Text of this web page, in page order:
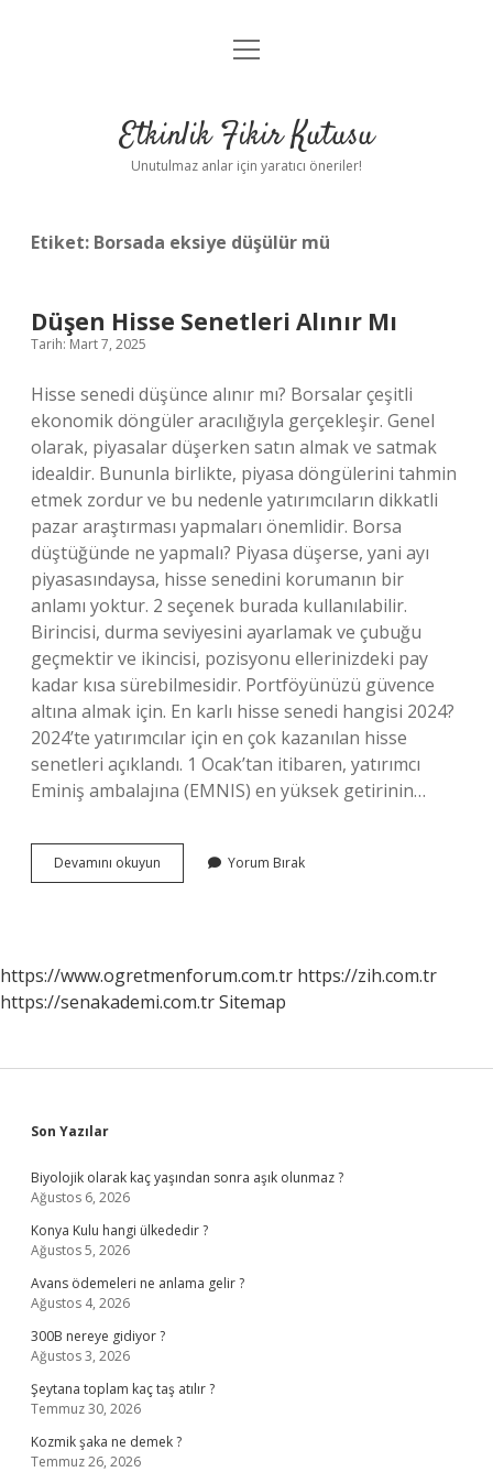
Anasayfa
Yasal Uyarı
menüyü
Etkinlik Fikir Kutusu
Unutulmaz anlar için yaratıcı öneriler!
Etiket: Borsada eksiye düşülür mü
Düşen Hisse Senetleri Alınır Mı
Tarih: Mart 7, 2025
Hisse senedi düşünce alınır mı? Borsalar çeşitli
ekonomik döngüler aracılığıyla gerçekleşir. Genel
olarak, piyasalar düşerken satın almak ve satmak
idealdir. Bununla birlikte, piyasa döngülerini tahmin
etmek zordur ve bu nedenle yatırımcıların dikkatli
pazar araştırması yapmaları önemlidir. Borsa
düştüğünde ne yapmalı? Piyasa düşerse, yani ayı
piyasasındaysa, hisse senedini korumanın bir
anlamı yoktur. 2 seçenek burada kullanılabilir.
Birincisi, durma seviyesini ayarlamak ve çubuğu
geçmektir ve ikincisi, pozisyonu ellerinizdeki pay
kadar kısa sürebilmesidir. Portföyünüzü güvence
altına almak için. En karlı hisse senedi hangisi 2024?
2024’te yatırımcılar için en çok kazanılan hisse
senetleri açıklandı. 1 Ocak’tan itibaren, yatırımcı
Eminiş ambalajına (EMNIS) en yüksek getirinin…
Devamını okuyun
Hisse
Yorum Bırak
https://www.ogretmenforum.com.tr https://zih.com.tr
https://senakademi.com.trSitemap
Sidebar
Son Yazılar
Biyolojik olarak kaç yaşından sonra aşık olunmaz ?
Ağustos 6, 2026
Konya Kulu hangi ülkededir ?
Ağustos 5, 2026
Avans ödemeleri ne anlama gelir ?
Ağustos 4, 2026
300B nereye gidiyor ?
Ağustos 3, 2026
Şeytana toplam kaç taş atılır ?
Temmuz 30, 2026
Kozmik şaka ne demek ?
Temmuz 26, 2026